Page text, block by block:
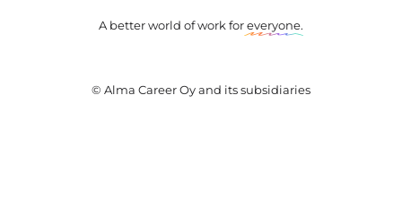
A better world of work foreveryone.
© Alma Career Oy and its subsidiaries